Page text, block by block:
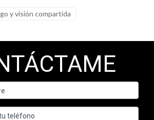
y visión compartida